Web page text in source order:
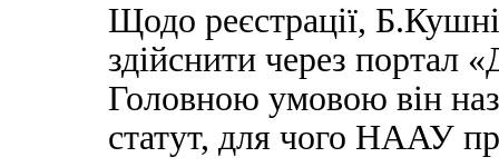
Щодо реєстрації,
здійснити через портал
Головною умовою він
статут, для чого НААУ